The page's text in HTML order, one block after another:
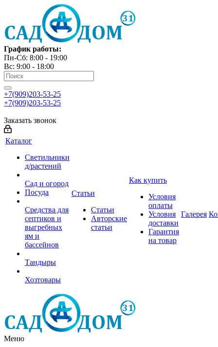
График работы:
Пн-Сб: 8:00 - 19:00
Вс: 9:00 - 18:00
+7(909)203-53-25
+7(909)203-53-25
Заказать звонок
Каталог
Светильники
д/растений
Сад и огород
Посуда
Средства для
септиков и
выгребных
ям и
бассейнов
Тандыры
Хозтовары
Статьи
Статьи
Авторские
статьи
Как купить
Условия
оплаты
Условия
доставки
Гарантия
на товар
Галерея
Меню